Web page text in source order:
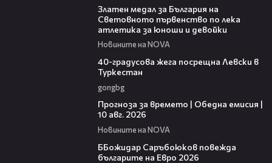
Златен медал за България на
Световното първенство по лека
атлетика за юноши и девойки
Новините на NOVA
40-градусова жега посрещна Левски в
Туркестан
gongbg
Прогноза за времето | Обедна емисия |
10 авг. 2026
Новините на NOVA
ББожидар Саръбоюков повежда
българите на Евро 2026